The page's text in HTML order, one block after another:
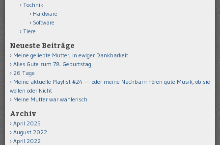
Technik
Hardware
Software
Tiere
Neueste Beiträge
Meine geliebte Mutter, in ewiger Dankbarkeit
Alles Gute zum 78. Geburtstag
26 Tage
Meine aktuelle Playlist #24 —- oder meine Nachbarn hören gute Musik, ob sie
wollen oder Nicht
Meine Mutter war wählerisch
Archiv
April 2025
August 2022
April 2022